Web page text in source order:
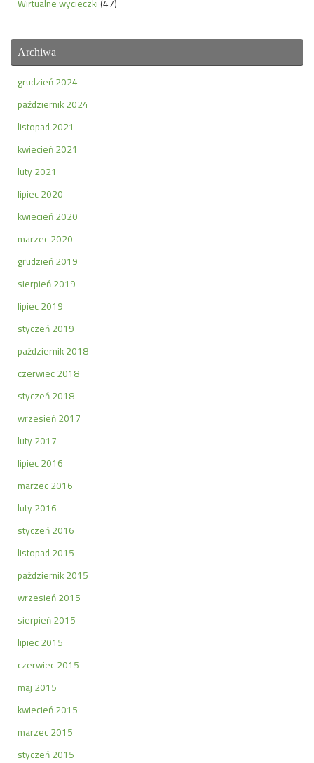
Wirtualne wycieczki (47)
Archiwa
grudzień 2024
październik 2024
listopad 2021
kwiecień 2021
luty 2021
lipiec 2020
kwiecień 2020
marzec 2020
grudzień 2019
sierpień 2019
lipiec 2019
styczeń 2019
październik 2018
czerwiec 2018
styczeń 2018
wrzesień 2017
luty 2017
lipiec 2016
marzec 2016
luty 2016
styczeń 2016
listopad 2015
październik 2015
wrzesień 2015
sierpień 2015
lipiec 2015
czerwiec 2015
maj 2015
kwiecień 2015
marzec 2015
styczeń 2015